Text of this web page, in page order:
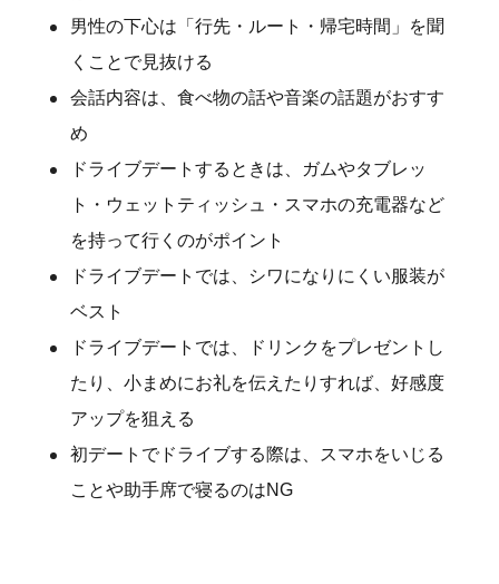
男性の下心は「行先・ルート・帰宅時間」を聞
くことで見抜ける
会話内容は、食べ物の話や音楽の話題がおすす
め
ドライブデートするときは、ガムやタブレッ
ト・ウェットティッシュ・スマホの充電器など
を持って行くのがポイント
ドライブデートでは、シワになりにくい服装が
ベスト
ドライブデートでは、ドリンクをプレゼントし
たり、小まめにお礼を伝えたりすれば、好感度
アップを狙える
初デートでドライブする際は、スマホをいじる
ことや助手席で寝るのはNG